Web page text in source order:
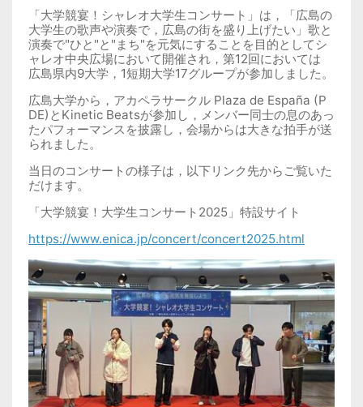
「大学競宴！シャレオ大学生コンサート」は，「広島の
大学生の歌声や演奏で，広島の街を盛り上げたい」歌と
演奏で"ひと "と " まち"を元気にすることを目的としてシ
ャレオ中央広場において開催され，第12回においては
広島県内9大学， 1短期大学17グループが参加しました。
広島大学から，アカペラサークル Plaza de España (P
DE) と Kinetic Beatsが参加し，メンバー同士の息のあっ
たパフォーマンスを披露し，会場からは大きな拍手が送
られました。
当日のコンサートの様子は，以下リンク先からご覧いた
だけます。
「大学競宴！大学生コンサート 2025 」特設サイト
https://www.enica.jp/concert/concert2025.html